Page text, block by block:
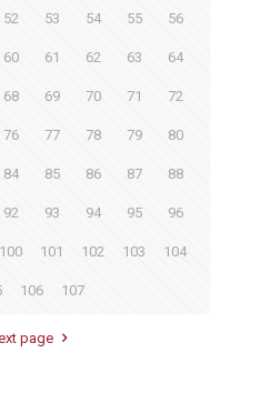
52 53 54 55 56
60 61 62 63 64
68 69 70 71 72
76 77 78 79 80
84 85 86 87 88
92 93 94 95 96
100 101 102 103 104
106 107
page